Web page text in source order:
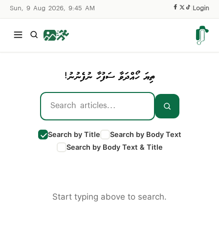
Sun, 9 Aug 2026, 9:45 AM Login
ތިޔަ ހޯއްދަވާ ސަފުހާ ނުފެނުނު!
Search by Title
Search by Body Text
Search by Body Text & Title
Start typing above to search.